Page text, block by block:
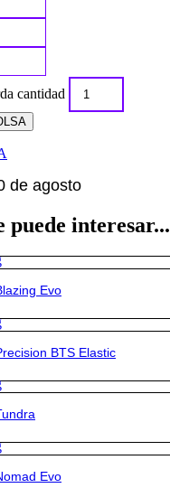
cantidad
de agosto
puede interesar...
Evo
BTS Elastic
Evo